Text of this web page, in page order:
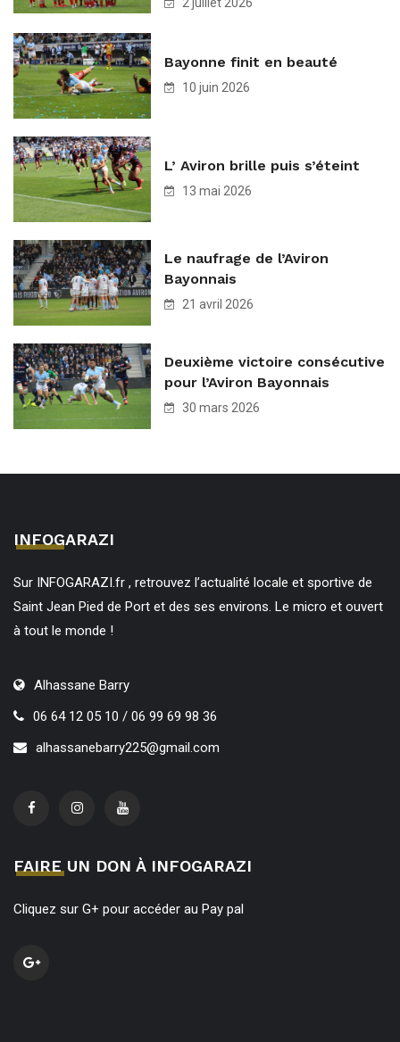
Bayonne finit en beauté
10 juin 2026
L’ Aviron brille puis s’éteint
13 mai 2026
Le naufrage de l’Aviron
Bayonnais
21 avril 2026
Deuxième victoire consécutive
pour l’Aviron Bayonnais
30 mars 2026
INFOGARAZI
Sur INFOGARAZI.fr , retrouvez l’actualité locale et sportive de
Saint Jean Pied de Port et des ses environs. Le micro et ouvert
à tout le monde !
Alhassane Barry
06 64 12 05 10 / 06 99 69 98 36
alhassanebarry225@gmail.com
FAIRE UN DON À INFOGARAZI
Cliquez sur G+ pour accéder au Pay pal